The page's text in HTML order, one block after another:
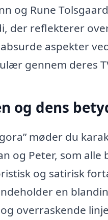
og Rune
der reflekterer
aspekter
gennem deres
og dens
møder du
og Peter, som
og satirisk
en
overraskende